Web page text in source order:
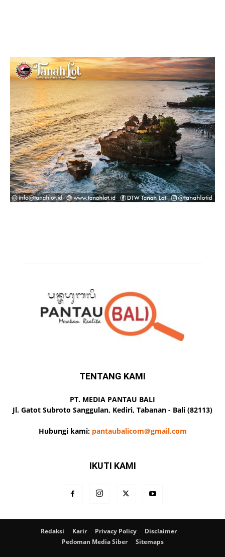
TENTANG KAMI
PT. MEDIA PANTAU BALI
Jl. Gatot Subroto Sanggulan, Kediri, Tabanan - Bali (82113)
Hubungi kami: pantaubalicom@gmail.com
IKUTI KAMI
Redaksi Karir Privacy Policy
Disclaimer
Pedoman Media Siber
Sitemaps